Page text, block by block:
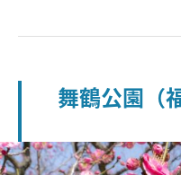
舞鶴公園（